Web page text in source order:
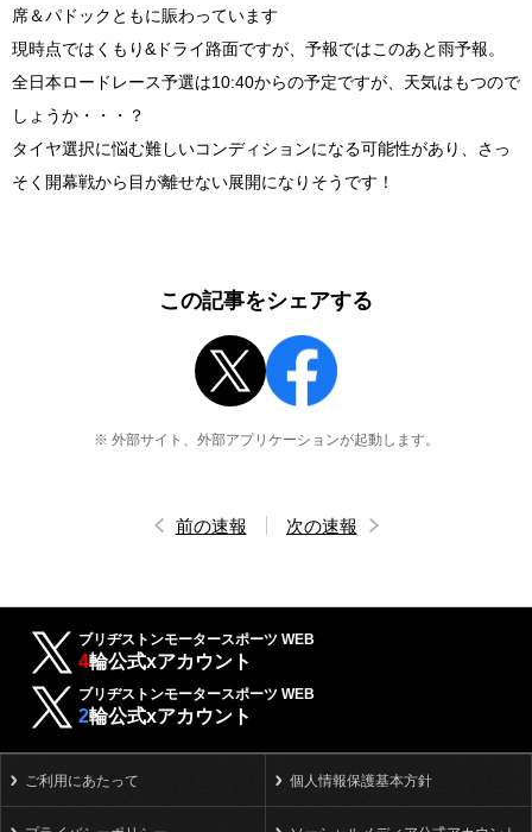
席＆パドックともに賑わっています
現時点ではくもり&ドライ路面ですが、予報ではこのあと雨予報。
全日本ロードレース予選は10:40からの予定ですが、天気はもつので
しょうか・・・？
タイヤ選択に悩む難しいコンディションになる可能性があり、さっ
そく開幕戦から目が離せない展開になりそうです！
この記事をシェアする
※ 外部サイト、外部アプリケーションが起動します。
前の速報 次の速報
ブリヂストンモータースポーツ WEB
4輪公式xアカウント
ブリヂストンモータースポーツ WEB
2輪公式xアカウント
ご利用にあたって 個人情報保護基本方針